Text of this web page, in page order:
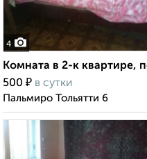
4
Комната в 2-к квартире,
500 ₽ в сутки
Пальмиро Тольятти 6